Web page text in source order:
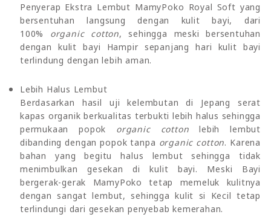
Penyerap Ekstra Lembut MamyPoko Royal Soft yang
bersentuhan langsung dengan kulit bayi, dari
100% organic cotton, sehingga meski bersentuhan
dengan kulit bayi Hampir sepanjang hari kulit bayi
terlindung dengan lebih aman.
Lebih Halus Lembut
Berdasarkan hasil uji kelembutan di Jepang serat
kapas organik berkualitas terbukti lebih halus sehingga
permukaan popok organic cotton lebih lembut
dibanding dengan popok tanpa organic cotton. Karena
bahan yang begitu halus lembut sehingga tidak
menimbulkan gesekan di kulit bayi. Meski Bayi
bergerak-gerak MamyPoko tetap memeluk kulitnya
dengan sangat lembut, sehingga kulit si Kecil tetap
terlindungi dari gesekan penyebab kemerahan.